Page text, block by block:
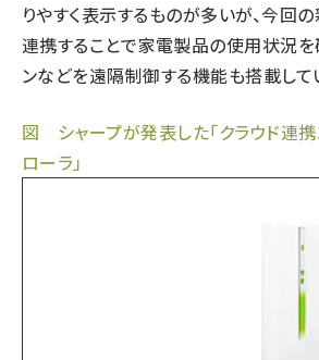
りやすく表示するものが多いが、今回
連携することで家電製品の使用状況を
ンなどを遠隔制御する機能も搭載して
図 シャープが発表した「クラウド連
ローラ」